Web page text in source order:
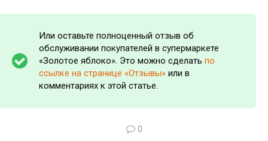
Или оставьте полноценный отзыв об
обслуживании покупателей в супермаркете
«Золотое яблоко». Это можно сделать по
ссылке на странице «Отзывы» или в
комментариях к этой статье.
0